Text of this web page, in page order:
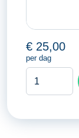
€ 25,00
per dag
droog